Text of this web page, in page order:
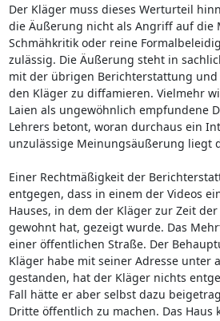
Der Kläger muss dieses Werturteil
die Äußerung nicht als Angriff auf die
Schmähkritik oder reine
zulässig. Die Äußerung steht in
mit der übrigen Berichterstattung
den Kläger zu diffamieren. Vielmehr
Laien als ungewöhnlich empfundene
Lehrers betont, woran durchaus ein
unzulässige Meinungsäußerung liegt
Einer Rechtmäßigkeit der
entgegen, dass in einem der Videos
Hauses, in dem der Kläger zur Zeit
gewohnt hat, gezeigt wurde. Das
einer öffentlichen Straße. Der
Kläger habe mit seiner Adresse unter
gestanden, hat der Kläger nichts
Fall hätte er aber selbst dazu
Dritte öffentlich zu machen. Das Haus